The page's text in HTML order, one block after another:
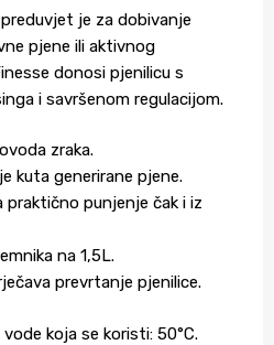
je za dobivanje
pjene ili aktivnog
donosi pjenilicu s
i savršenom regulacijom.
zraka.
kuta generirane pjene.
praktično punjenje čak i iz
na 1,5L.
prevrtanje pjenilice.
koja se koristi: 50°C.